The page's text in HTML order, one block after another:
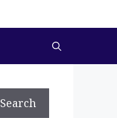
Search